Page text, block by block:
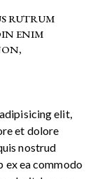
RUTRUM
ENIM
elit,
et dolore
nostrud
ex ea commodo